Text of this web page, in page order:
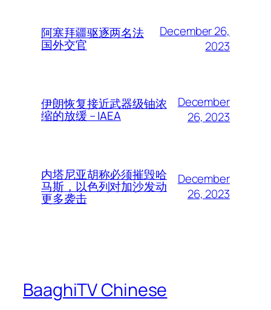
阿塞拜疆驱逐两名法
国外交官
December 26,
2023
伊朗恢复接近武器级铀浓
缩的放缓 – IAEA
December
26, 2023
内塔尼亚胡称必须摧毁哈
马斯，以色列对加沙发动
更多袭击
December
26, 2023
BaaghiTV Chinese